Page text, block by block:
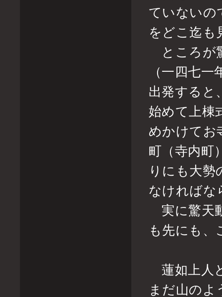
ていないの
をどこ迄も
ところが
（一四七
出発すると
始めて上棟
めかけてお
町（寺内町
りにも大勢
なければな
実に驚天
も先にも、
蓮如上人
まだ山のよ